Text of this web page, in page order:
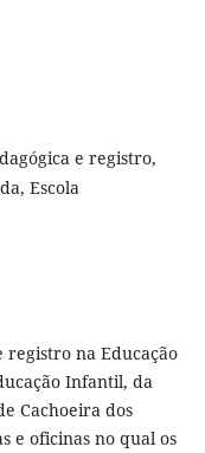
e registro,
Escola
registro na Educação
Infantil, da
Cachoeira dos
e oficinas no qual os